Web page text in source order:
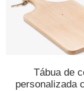
Tábua de
personalizada